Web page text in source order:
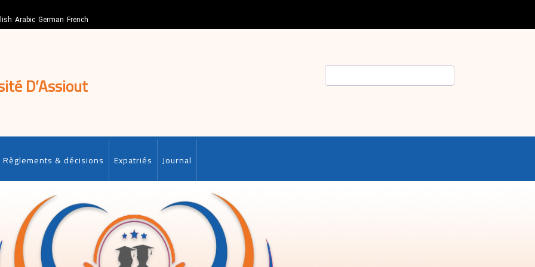
Arabic German French
D’Assiout
Règlements & décisions Expatriés Journal